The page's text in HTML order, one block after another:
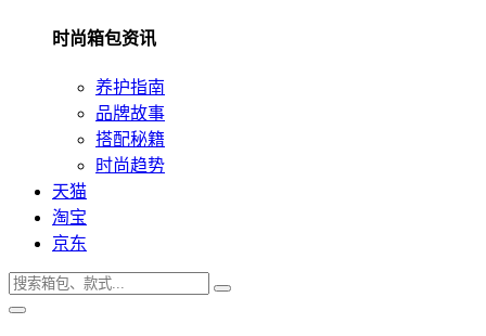
时尚箱包资讯
养护指南
品牌故事
搭配秘籍
时尚趋势
天猫
淘宝
京东